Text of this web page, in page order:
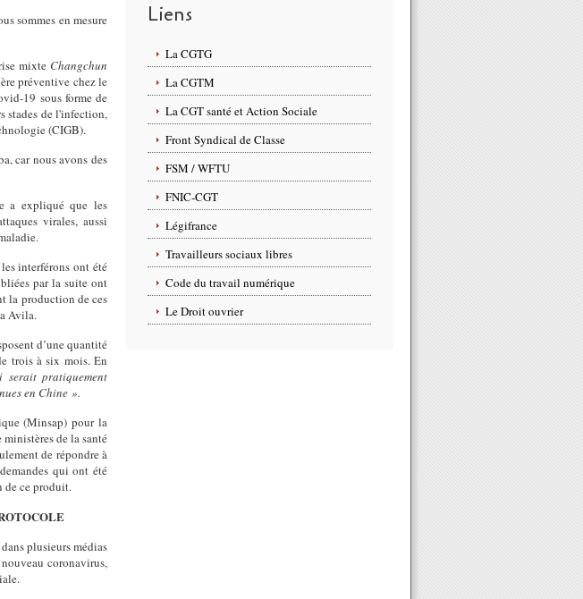
sommes en mesure
mixte Changchun
préventive chez le
19 sous forme de
stades de l'infection,
(CIGB).
car nous avons des
a expliqué que les
virales, aussi
interférons ont été
par la suite ont
la production de ces
Avila.
d’une quantité
trois à six mois. En
pratiquement
en Chine ».
(Minsap) pour la
de la santé
de répondre à
qui ont été
de ce produit.
plusieurs médias
coronavirus,
Liens
La CGTG
La CGTM
La CGT santé et Action Sociale
Front Syndical de Classe
FSM / WFTU
FNIC-CGT
Légifrance
Travailleurs sociaux libres
Code du travail numérique
Le Droit ouvrier